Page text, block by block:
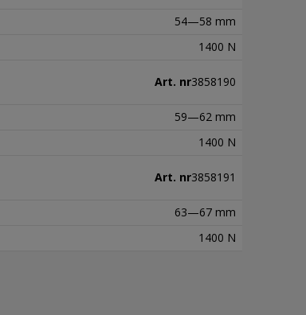
54—58 mm
1400 N
Art. nr3858190
59—62 mm
1400 N
Art. nr3858191
63—67 mm
1400 N